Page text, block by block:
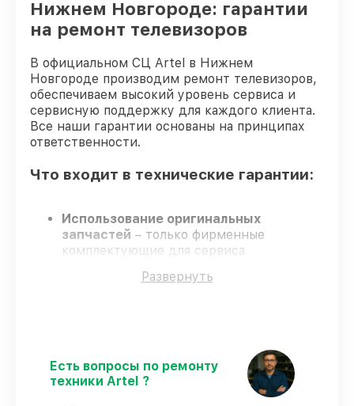
телевизора Artel
Нижнем Новгороде: гарантии
на ремонт телевизоров
В официальном СЦ Artel в Нижнем
Новгороде производим ремонт телевизоров,
обеспечиваем высокий уровень сервиса и
сервисную поддержку для каждого клиента.
Все наши гарантии основаны на принципах
ответственности.
Что входит в технические гарантии:
Использование оригинальных
запчастей – только фирменные
комплектующие для сервиса
Опытные мастера– обучение и
Гарантийное обслуживание
–
обслуживание с полным гарантийным
Развернуть
Есть вопросы по ремонту
техники Artel ?